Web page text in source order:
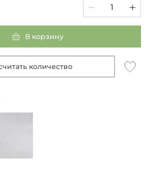
В корзину
количество